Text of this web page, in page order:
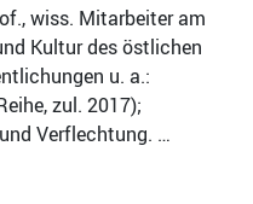
wiss. Mitarbeiter am
Kultur des östlichen
u. a.:
zul. 2017);
Verflechtung. …